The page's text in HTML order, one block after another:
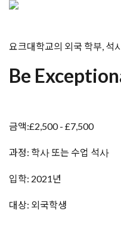
요크대학교의 외국 학부, 석
Be
금액:£2,500 - £7,500
과정: 학사 또는 수업 석사
입학: 2021년
대상: 외국학생